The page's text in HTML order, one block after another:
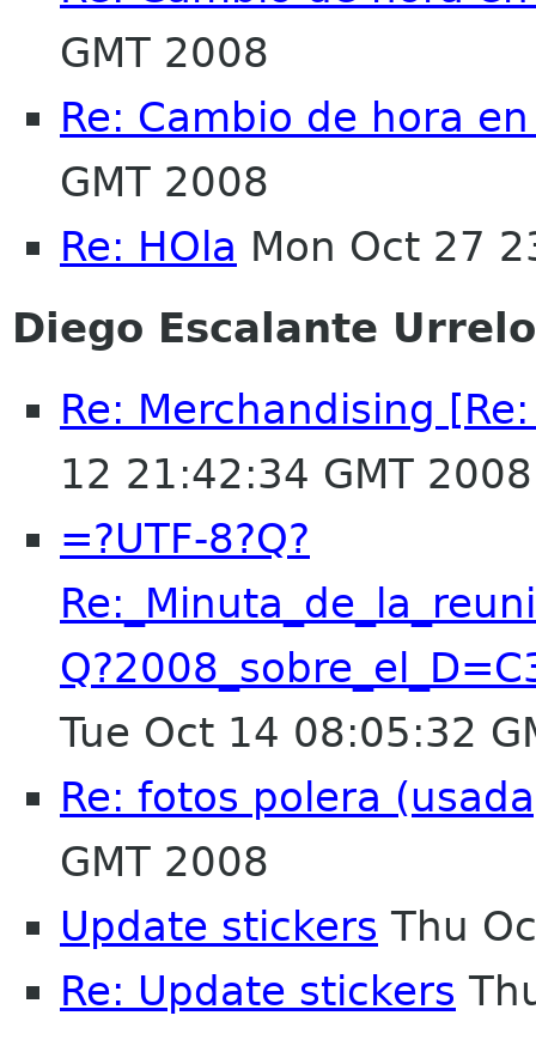
GMT 2008
Re: Cambio de hora
GMT 2008
Re: HOla Mon Oct 27
Diego Escalante Urrelo
Re: Merchandising
12 21:42:34 GMT 2008
=?UTF-8?Q?
Tue Oct 14 08:05:32
Re: fotos polera
GMT 2008
Update stickers Thu
Re: Update stickers